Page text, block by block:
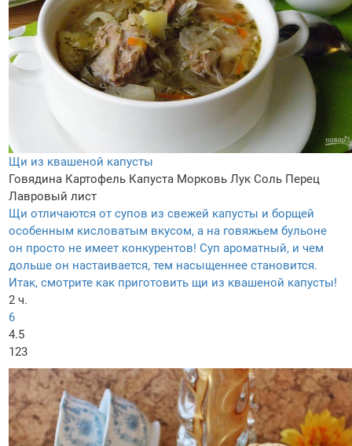
Щи из квашеной капусты
Говядина Картофель Капуста Морковь Лук Соль Перец
Лавровый лист
Щи отличаются от супов из свежей капусты и борщей
особенным кисловатым вкусом, а на говяжьем бульоне
он просто не имеет конкурентов! Суп ароматный, и чем
дольше он настаивается, тем насыщеннее становится.
Итак, смотрите как приготовить щи из квашеной капусты!
2 ч.
6
4.5
123